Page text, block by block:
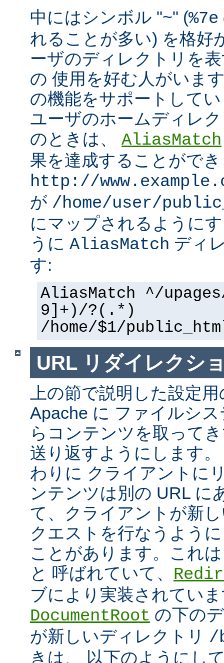
中にはシンボル "~" (%7e
れることが多い) を格好
ーザのディレクトリを
の 使用を好む人がいま
の機能をサポートして
ユーザのホームディレ
のときは、 AliasMatch
果を達成することがで
http://
が /home/user/
にマップされるように
うに AliasMatch ディ
す:
AliasMatch ^/
9]+)/?(.*)
/home/$1/
URL リダイレクシ
上の節で説明した設定
Apache に ファイルシ
らコンテンツを取って
送り返すようにします
わりに クライアントに
ンテンツは別の URL に
て、クライアントが新
クエストを行なうよう
ことがあります。これは
と 呼ばれていて、
ブにより実装されてい
DocumentRoot の下の
が新しいディレクトリ /
きは、 以下のようにし